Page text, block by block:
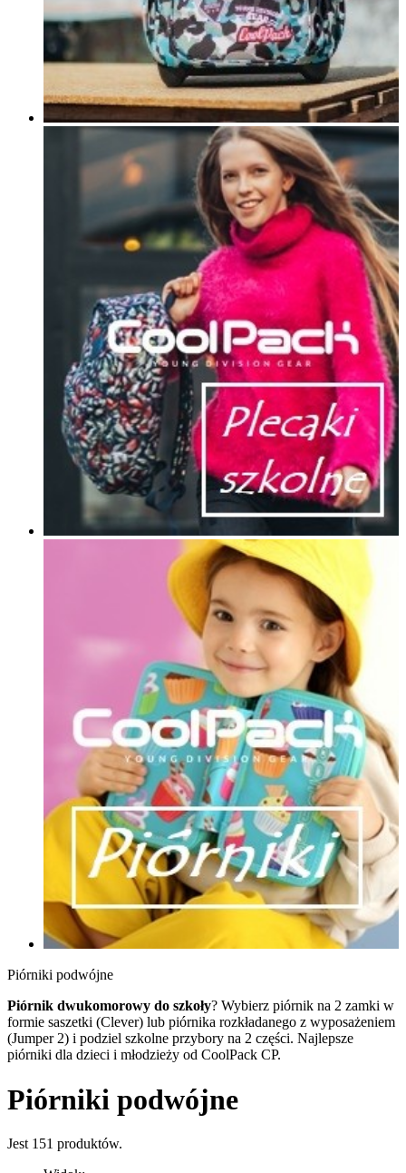
Piórniki podwójne
Piórnik dwukomorowy do szkoły? Wybierz piórnik na 2 zamki w
formie saszetki (Clever) lub piórnika rozkładanego z wyposażeniem
(Jumper 2) i podziel szkolne przybory na 2 części. Najlepsze
piórniki dla dzieci i młodzieży od CoolPack CP.
Piórniki podwójne
Jest 151 produktów.